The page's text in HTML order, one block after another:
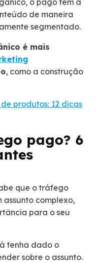
o pago tem a
de maneira
segmentado.
é mais
, como a construção
produtos: 12 dicas
pago? 6
que o tráfego
complexo,
para o seu
tenha dado o
sobre o assunto.